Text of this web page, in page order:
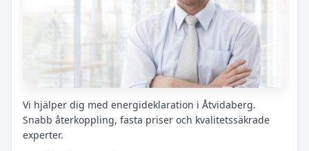
Vi hjälper dig med energideklaration i Åtvidaberg.
Snabb återkoppling, fasta priser och kvalitetssäkrade
experter.